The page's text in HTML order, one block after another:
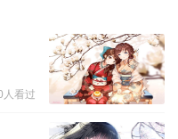
人看过